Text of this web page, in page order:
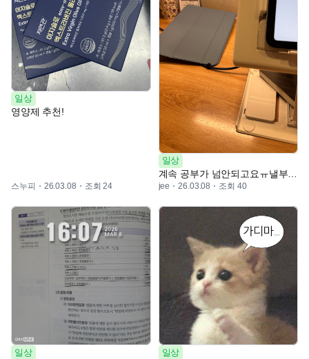
일상
영양제 추천!
스누피 26.03.08 조회 24
일상
jee 26.03.08 조회 40
일상 일상